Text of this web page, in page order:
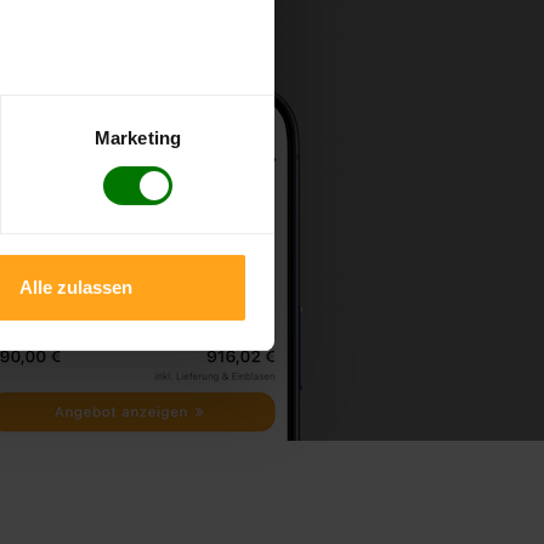
Marketing
Alle zulassen